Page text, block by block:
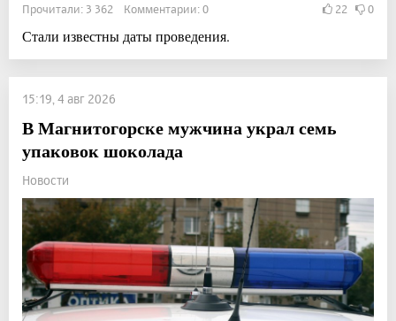
Прочитали: 3 362 Комментарии: 0 22 0
Стали известны даты проведения.
15:19, 4 авг 2026
В Магнитогорске мужчина украл семь
упаковок шоколада
Новости